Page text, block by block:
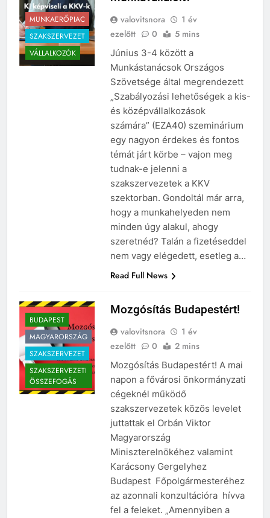
MUNKAERŐPIAC
SZAKSZERVEZET
VÁLLALKOZÓK
valovitsnora
1 év
ezelőtt
0 5 mins
Június 3-4 között a
Munkástanácsok Országos
Szövetsége által megrendezett
„Szabályozási lehetőségek a kis-
és középvállalkozások
számára” (EZA40) szeminárium
egy nagyon érdekes és fontos
témát járt körbe – vajon meg
tudnak-e jelenni a
szakszervezetek a KKV
szektorban. Gondoltál már arra,
hogy a munkahelyeden nem
minden úgy alakul, ahogy
szeretnéd? Talán a fizetéseddel
nem vagy elégedett, esetleg a…
Read Full News
BUDAPEST
MAGYARORSZÁG
SZAKSZERVEZET
SZAKSZERVEZETI
ÖSSZEFOGÁS
Mozgósítás Budapestért!
valovitsnora
1 év
ezelőtt
0 2 mins
Mozgósítás Budapestért! A mai
napon a fővárosi önkormányzati
cégeknél működő
szakszervezetek közös levelet
juttattak el Orbán Viktor
Magyarország
Miniszterelnökéhez valamint
Karácsony Gergelyhez
Budapest Főpolgármesteréhez
az azonnali konzultációra hívva
fel a feleket. „Amennyiben a